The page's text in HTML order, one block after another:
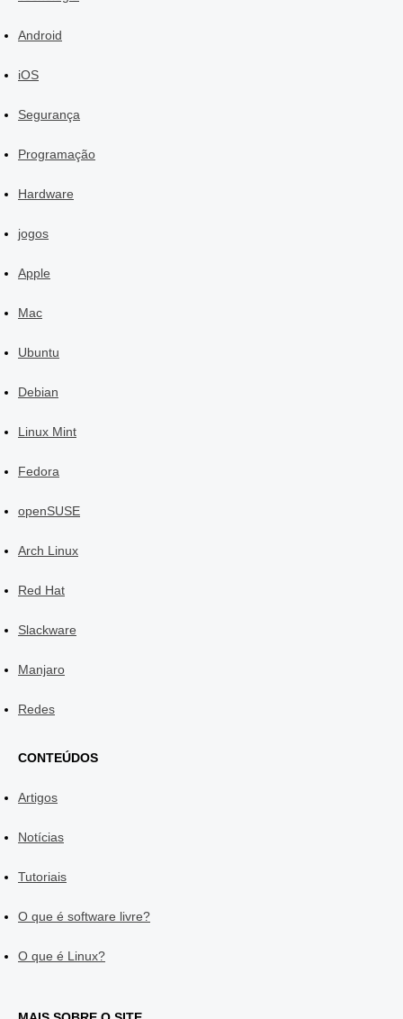
Android
iOS
Segurança
Programação
Hardware
jogos
Apple
Mac
Ubuntu
Debian
Linux Mint
Fedora
openSUSE
Arch Linux
Red Hat
Slackware
Manjaro
Redes
CONTEÚDOS
Artigos
Notícias
Tutoriais
O que é software livre?
O que é Linux?